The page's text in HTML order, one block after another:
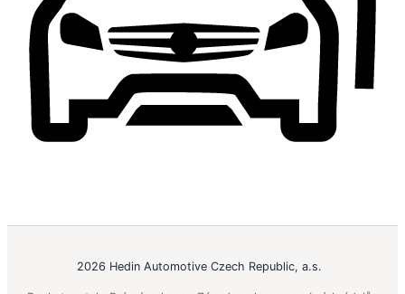
2026 Hedin Automotive Czech Republic, a.s.